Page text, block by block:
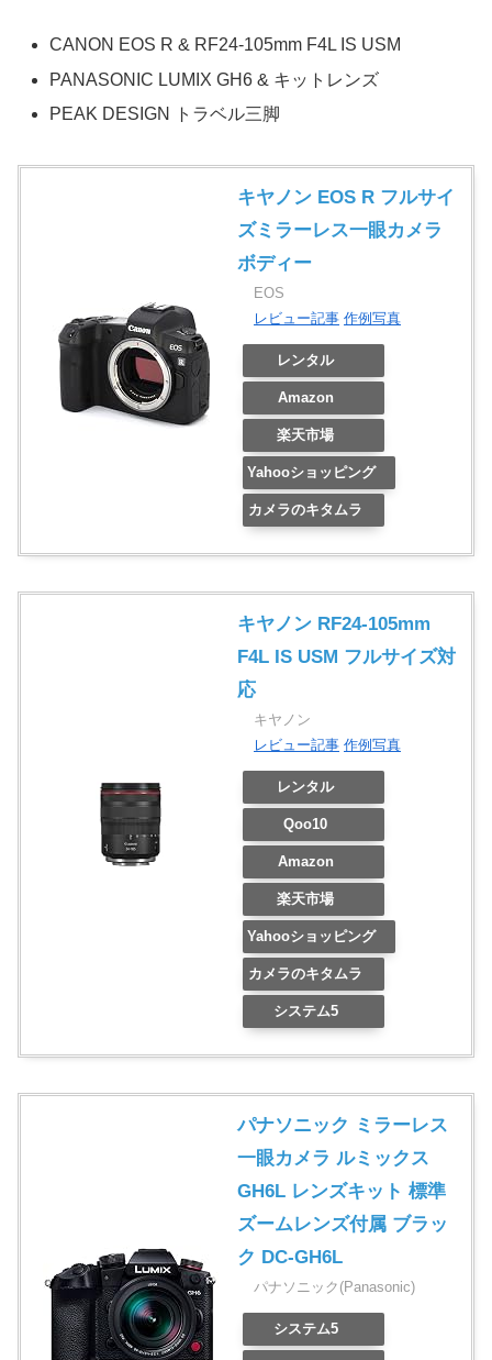
CANON EOS R & RF24-105mm F4L IS USM
PANASONIC LUMIX GH6 & キットレンズ
PEAK DESIGN トラベル三脚
キヤノン EOS R フルサイ
ズミラーレス一眼カメラ
ボディー
EOS
レビュー記事 作例写真
レンタル
Amazon
楽天市場
Yahooショッピング
カメラのキタムラ
キヤノン RF24-105mm
F4L IS USM フルサイズ対
応
キヤノン
レビュー記事 作例写真
レンタル
Qoo10
Amazon
楽天市場
Yahooショッピング
カメラのキタムラ
システム5
パナソニック ミラーレス
一眼カメラ ルミックス
GH6L レンズキット 標準
ズームレンズ付属 ブラッ
ク DC-GH6L
パナソニック(Panasonic)
システム5